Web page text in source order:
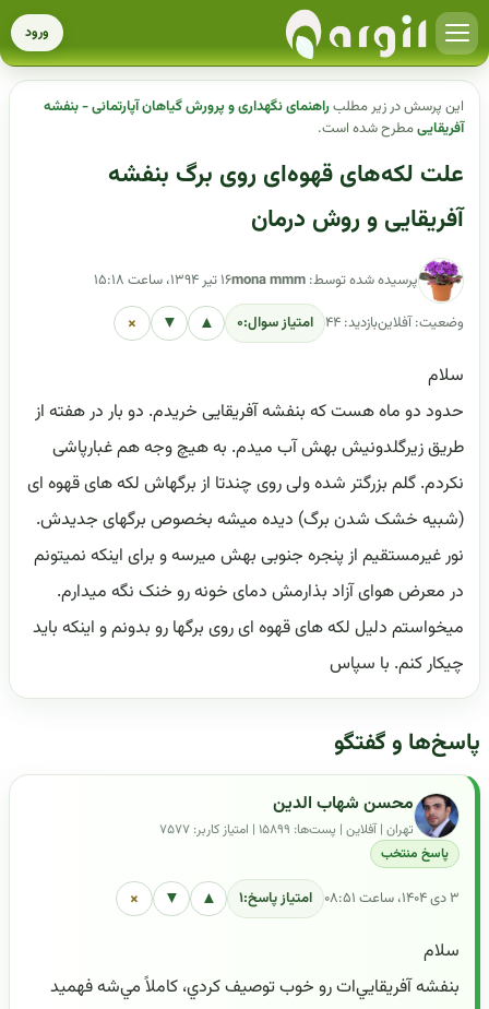
ورود
این پرسش در زیر مطلبراهنمای نگهداری و پرورش گیاهان آپارتمانی - بنفشه
آفریقاییمطرح شده است.
علت لکه‌های قهوه‌ای روی برگ بنفشه
آفریقایی و روش درمان
پرسیده شده توسط: mona mmm۱۶ تیر ۱۳۹۴، ساعت ۱۵:۱۸
وضعیت: آفلاینبازدید: ۴۴ امتیاز سوال:۰ ▲
▼
×
سلام
حدود دو ماه هست که بنفشه آفریقایی خریدم. دو بار در هفته از
طریق زیرگلدونیش بهش آب میدم. به هیچ وجه هم غبارپاشی
نکردم. گلم بزرگتر شده ولی روی چندتا از برگهاش لکه های قهوه ای
(شبیه خشک شدن برگ) دیده میشه بخصوص برگهای جدیدش.
نور غیرمستقیم از پنجره جنوبی بهش میرسه و برای اینکه نمیتونم
در معرض هوای آزاد بذارمش دمای خونه رو خنک نگه میدارم.
میخواستم دلیل لکه های قهوه ای روی برگها رو بدونم و اینکه باید
چیکار کنم. با سپاس
پاسخ‌ها و گفتگو
محسن شهاب الدین
تهران | آفلاین | پست‌ها: ۱۵۸۹۹ | امتیاز کاربر: ۷۵۷۷
پاسخ منتخب
۳ دی ۱۴۰۴، ساعت ۰۸:۵۱ امتیاز پاسخ:۱ ▲
▼
×
سلام
بنفشه آفريقايي‌ات رو خوب توصيف کردي، کاملاً مي‌شه فهميد